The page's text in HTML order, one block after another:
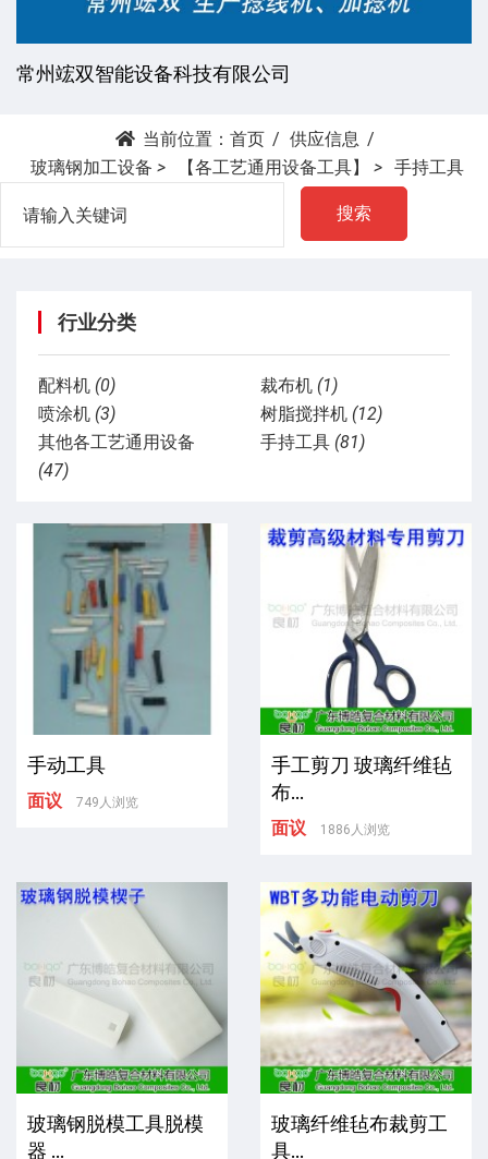
常州竤双智能设备科技有限公司
当前位置： 首页
供应信息
玻璃钢加工设备 > 【各工艺通用设备工具】 > 手持工具
搜索
行业分类
配料机 (0) 裁布机 (1)
喷涂机 (3) 树脂搅拌机 (12)
其他各工艺通用设备
(47)
手持工具 (81)
手动工具
面议 749人浏览
手工剪刀 玻璃纤维毡
布...
面议 1886人浏览
玻璃钢脱模工具脱模
器 ...
玻璃纤维毡布裁剪工
具...